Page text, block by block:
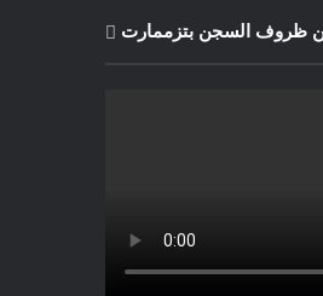
ظروف السجن بتزممارت